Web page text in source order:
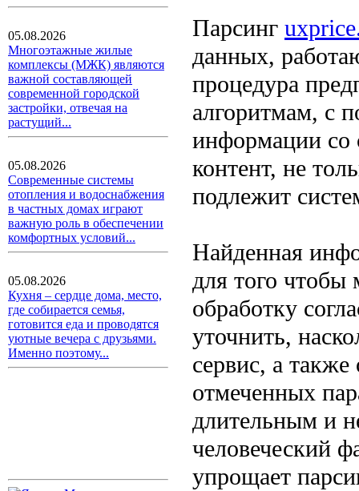
05.08.2026
Многоэтажные жилые
комплексы (МЖК) являются
важной составляющей
современной городской
застройки, отвечая на
растущий...
05.08.2026
Современные системы
отопления и водоснабжения
в частных домах играют
важную роль в обеспечении
комфортных условий...
05.08.2026
Кухня – сердце дома, место,
где собирается семья,
готовится еда и проводятся
уютные вечера с друзьями.
Именно поэтому...
Парсинг
данных,
процедура
алгоритмам, с
информации со
контент, не
подлежит
Найденная
для того
обработку
уточнить,
сервис, а
отмеченных
длительным и
человеческий
упрощает